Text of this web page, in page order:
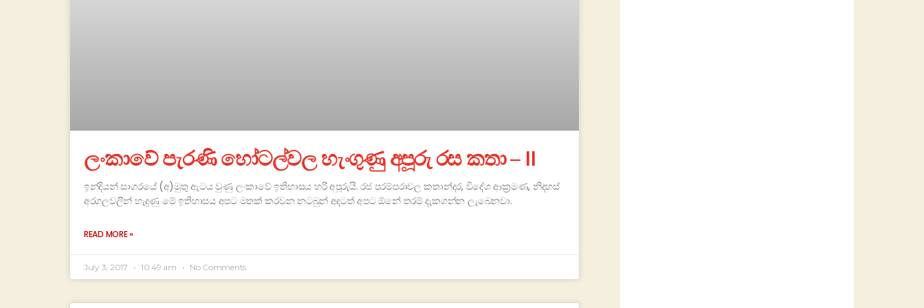
ලංකාවේ පැරණි හෝටල්වල හැංගුණු අපූරු රස කතා – II
ඉන්දියන් සාගරයේ (අ)මුතු ඇටය වුණු ලංකාවේ ඉතිහාසය හරි අපූරුයි. රජ පරම්පරාවල කතාන්දර, විදේශ ආක්‍රමණ, නිදහස්
අරගලවලින් හැදුණු මේ ඉතිහාසය අපට මතක් කරවන නටබුන් අදටත් අපට ඕනේ තරම් දැකගන්න ලැබෙනවා.
READ MORE »
July 3, 2017 10:49 am No Comments